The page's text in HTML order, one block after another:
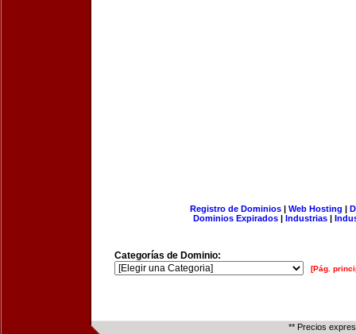
Registro de Dominios| Web Hosting |
Dominios Expirados | Industrias |
Categorías de Dominio:
[Pág.
** Precios